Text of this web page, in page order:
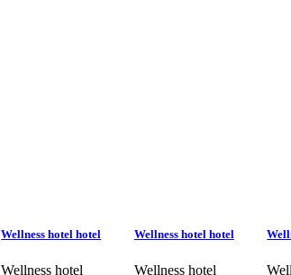
Wellness hotel hotel
Wellness hotel
Wellness hotel hotel
Wellness hotel